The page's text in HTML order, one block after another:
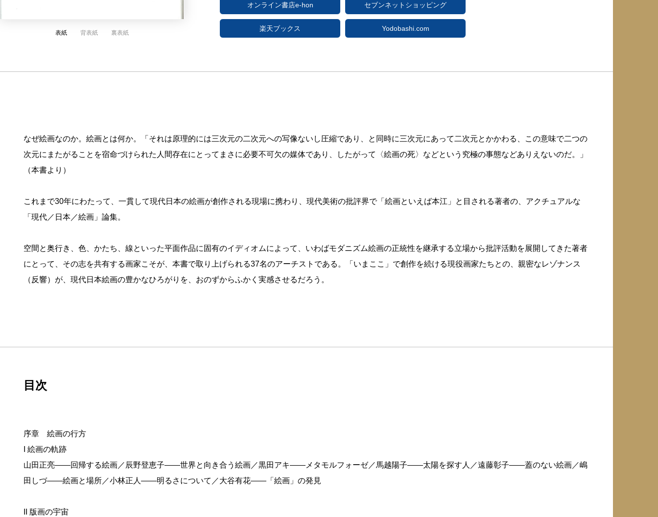
表紙 背表紙 裏表紙
オンライン書店e-hon セブンネットショッピング
楽天ブックス Yodobashi.com
なぜ絵画なのか。絵画とは何か。「それは原理的には三次元の二次元への写像ないし圧縮であり、と同時に三次元にあって二次元とかかわる、この意味で二つの
次元にまたがることを宿命づけられた人間存在にとってまさに必要不可欠の媒体であり、したがって〈絵画の死〉などという究極の事態などありえないのだ。」
（本書より）
これまで30年にわたって、一貫して現代日本の絵画が創作される現場に携わり、現代美術の批評界で「絵画といえば本江」と目される著者の、アクチュアルな
「現代／日本／絵画」論集。
空間と奥行き、色、かたち、線といった平面作品に固有のイディオムによって、いわばモダニズム絵画の正統性を継承する立場から批評活動を展開してきた著者
にとって、その志を共有する画家こそが、本書で取り上げられる37名のアーチストである。「いまここ」で創作を続ける現役画家たちとの、親密なレゾナンス
（反響）が、現代日本絵画の豊かなひろがりを、おのずからふかく実感させるだろう。
目次
序章 絵画の行方
I 絵画の軌跡
山田正亮——回帰する絵画／辰野登恵子——世界と向き合う絵画／黒田アキ——メタモルフォーゼ／馬越陽子——太陽を探す人／遠藤彰子——蓋のない絵画／嶋
田しづ——絵画と場所／小林正人——明るさについて／大谷有花——「絵画」の発見
II 版画の宇宙